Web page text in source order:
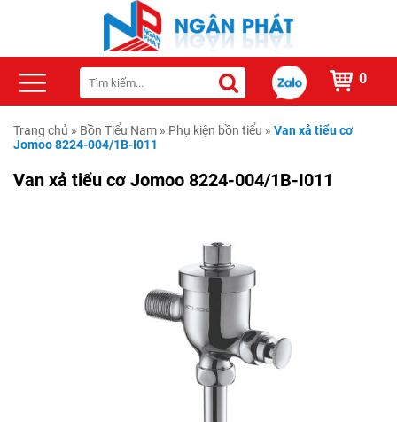
0
Trang chủ » Bồn Tiểu Nam » Phụ kiện bồn tiểu » Van xả tiểu cơ
Jomoo 8224-004/1B-I011
Van xả tiểu cơ Jomoo 8224-004/1B-I011